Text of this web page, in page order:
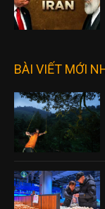
BÀI VIẾT MỚI